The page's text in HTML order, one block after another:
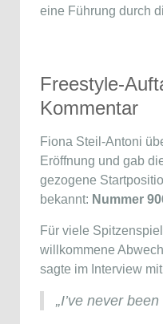
eine Führung durch
Freestyle-
Kommentar
Fiona Steil-Antoni
Eröffnung und gab
gezogene
bekannt: Nummer
Für viele
willkommene
sagte im Interview
„I’ve never